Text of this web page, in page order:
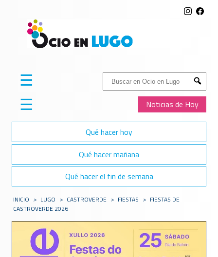
Buscar:
Submit
Noticias de Hoy
☰
☰
Qué hacer hoy
Qué hacer mañana
Qué hacer el fin de semana
INICIO > LUGO > CASTROVERDE > FIESTAS > FIESTAS DE
CASTROVERDE 2026